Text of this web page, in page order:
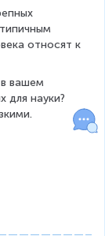
относят к
вашем
для науки?